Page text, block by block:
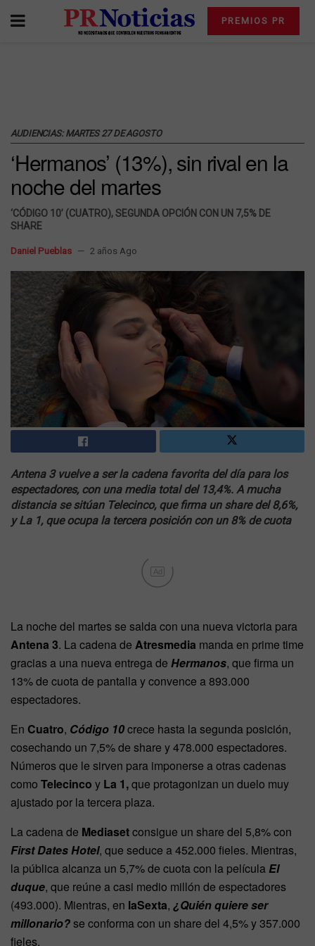
PREMIOS PR
AUDIENCIAS: MARTES 27 DE AGOSTO
‘Hermanos’ (13%), sin rival en la
noche del martes
‘CÓDIGO 10’ (CUATRO), SEGUNDA OPCIÓN CON UN 7,5% DE
SHARE
Daniel Pueblas 2 años Ago
Antena 3 vuelve a ser la cadena favorita del día para los
espectadores, con una media total del 13,4%. A mucha
distancia se sitúan Telecinco, que firma un share del 8,6%,
y La 1, que ocupa la tercera posición con un 8% de cuota
Ad
La noche del martes se salda con una nueva victoria para
Antena 3. La cadena de Atresmedia manda en prime time
gracias a una nueva entrega de Hermanos, que firma un
13% de cuota de pantalla y convence a 893.000
espectadores.
En Cuatro, Código 10crece hasta la segunda posición,
cosechando un 7,5% de share y 478.000 espectadores.
Números que le sirven para imponerse a otras cadenas
como Telecinco y La 1,que protagonizan un duelo muy
ajustado por la tercera plaza.
La cadena de Mediasetconsigue un share del 5,8% con
First Dates Hotel, que seduce a 452.000 fieles. Mientras,
la pública alcanza un 5,7% de cuota con la películaEl
duque, que reúne a casi medio millón de espectadores
(493.000). Mientras, en laSexta, ¿Quién quiere ser
millonario?se conforma con un share del 4,5% y 357.000
fieles.